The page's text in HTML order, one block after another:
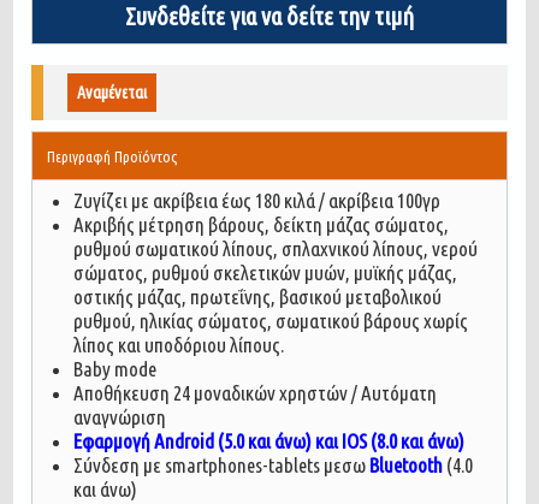
Συνδεθείτε για να δείτε την τιμή
Αναμένεται
Περιγραφή Προϊόντος
Ζυγίζει με ακρίβεια έως 180 κιλά / ακρίβεια 100γρ
Aκριβής μέτρηση βάρους, δείκτη μάζας σώματος,
ρυθμού σωματικού λίπους, σπλαχνικού λίπους, νερού
σώματος, ρυθμού σκελετικών μυών, μυϊκής μάζας,
οστικής μάζας, πρωτεΐνης, βασικού μεταβολικού
ρυθμού, ηλικίας σώματος, σωματικού βάρους χωρίς
λίπος και υποδόριου λίπους.
Baby mode
Αποθήκευση 24 μοναδικών χρηστών / Αυτόματη
αναγνώριση
Εφαρμογή Android (5.0 και άνω) και IOS (8.0 και άνω)
Σύνδεση με smartphones-tablets μεσω Bluetooth (4.0
και άνω)